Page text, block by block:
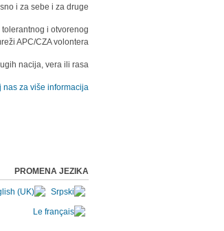
i za sebe i za druge?
i otvorenog
APC/CZA volontera.
nacija, vera ili rasa.
nas za više informacija.
PROMENA JEZIKA